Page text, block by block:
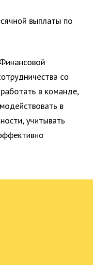
выплаты по
со
в команде,
в
учитывать